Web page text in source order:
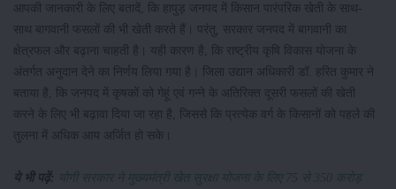
आपकी जानकारी के लिए बतादें, कि हापुड़ जनपद में किसान पारंपरिक खेती के साथ-
साथ बागवानी फसलों की भी खेती करते हैं। परंतु, सरकार जनपद में बागवानी का
क्षेत्रफल और बढ़ाना चाहती है। यही कारण है, कि राष्ट्रीय कृषि विकास योजना के
अंतर्गत अनुदान देने का निर्णय लिया गया है। जिला उद्यान अधिकारी डॉ. हरित कुमार ने
बताया है, कि जनपद में कृषकों को गेहूं एवं गन्ने के अतिरिक्त दूसरी फसलों की खेती
करने के लिए भी बढ़ावा दिया जा रहा है, जिससे कि प्रत्येक वर्ग के किसानों को पहले की
तुलना में अधिक आय अर्जित हो सके।
ये भी पढ़ें: योगी सरकार ने मुख्यमंत्री खेत सुरक्षा योजना के लिए 75 से 350 करोड़